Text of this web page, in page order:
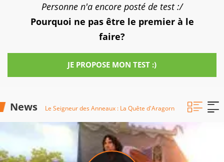
Personne n'a encore posté de test :/
Pourquoi ne pas être le premier à le
faire?
JE PROPOSE MON TEST :)
News Le Seigneur des Anneaux : La Quête d'Aragorn